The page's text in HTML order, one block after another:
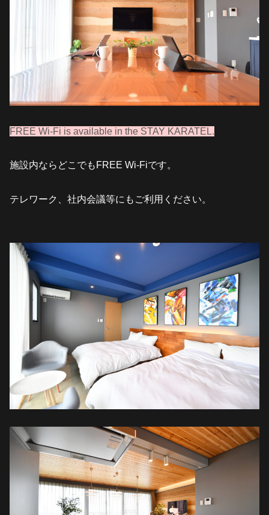
FREE Wi-Fi is available in the STAY KARATEL.
施設内ならどこでもFREE Wi-Fiです。
テレワーク、社内会議等にもご利用ください。